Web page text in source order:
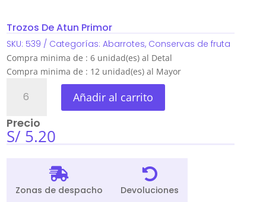
Trozos De Atun Primor
SKU: 539 Categorías: Abarrotes, Conservas de fruta
Compra minima de : 6 unidad(es) al Detal
Compra minima de : 12 unidad(es) al Mayor
Primor
cantidad
Añadir al carrito
Precio
S/ 5.20

Zonas de despacho

Devoluciones